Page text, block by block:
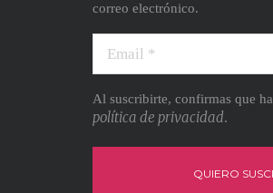
correo electrónico.
Al suscribirte, confirmas que
política de privacidad.